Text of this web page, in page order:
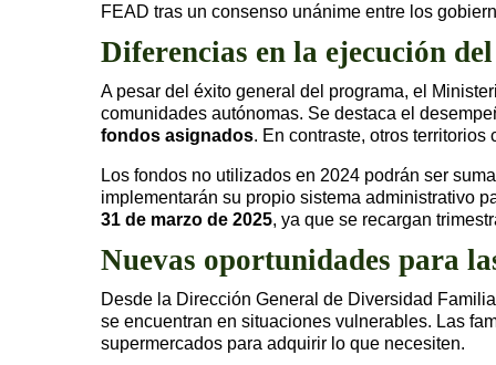
FEAD tras un consenso unánime entre los
Diferencias en la ejecución
A pesar del éxito general del programa, el
comunidades autónomas. Se destaca el
fondos asignados. En contraste, otros
Los fondos no utilizados en 2024 podrán ser
implementarán su propio sistema administrativo
31 de marzo de 2025, ya que se recargan
Nuevas oportunidades para
Desde la Dirección General de Diversidad
se encuentran en situaciones vulnerables. Las
supermercados para adquirir lo que necesiten.